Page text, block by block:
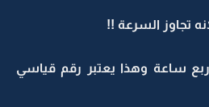
تجاوز السرعة !!
ساعة وهذا يعتبر رقم قياسي